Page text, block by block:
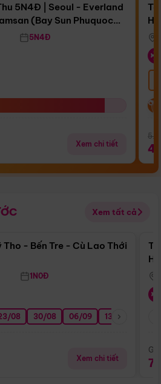
5N4Đ | Seoul - Everland
(Bay Sun Phuquoc
5N4Đ
Xem chi tiết
Xem tất cả
Điểm nổi bật
Tho - Bến Tre - Cù Lao Thới
1N0Đ
08 30/08 06/09 13/09
Xem chi tiết